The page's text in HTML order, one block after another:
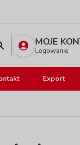
MOJE
Logowanie
Export